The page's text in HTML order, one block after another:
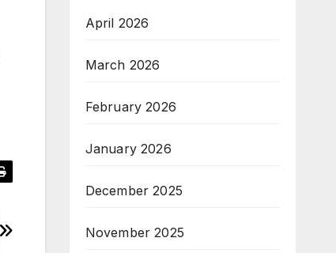
April 2026
March 2026
February 2026
January 2026
December 2025
November 2025